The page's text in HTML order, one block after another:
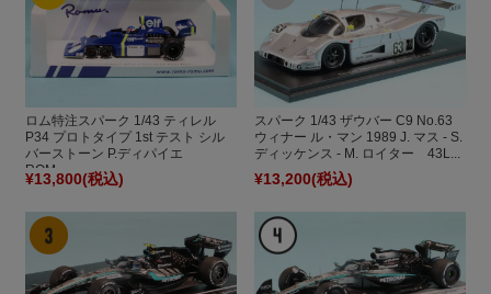
ロム特注スパーク 1/43 ティレル
P34 プロトタイプ 1st テスト シル
バーストーン P.ディパイエ
ROM...
¥13,800(税込)
スパーク 1/43 ザウバー C9 No.63
ウィナー ル・マン 1989 J. マス - S.
ディッケンス - M. ロイター 43L...
¥13,200(税込)